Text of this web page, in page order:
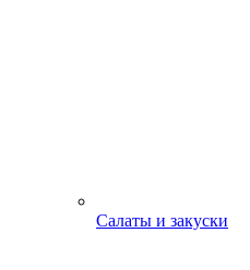
Салаты и закуски